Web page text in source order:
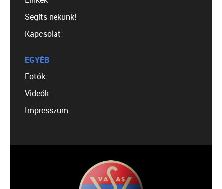
Segíts nekünk!
Kapcsolat
EGYÉB
Fotók
Videók
Impresszum